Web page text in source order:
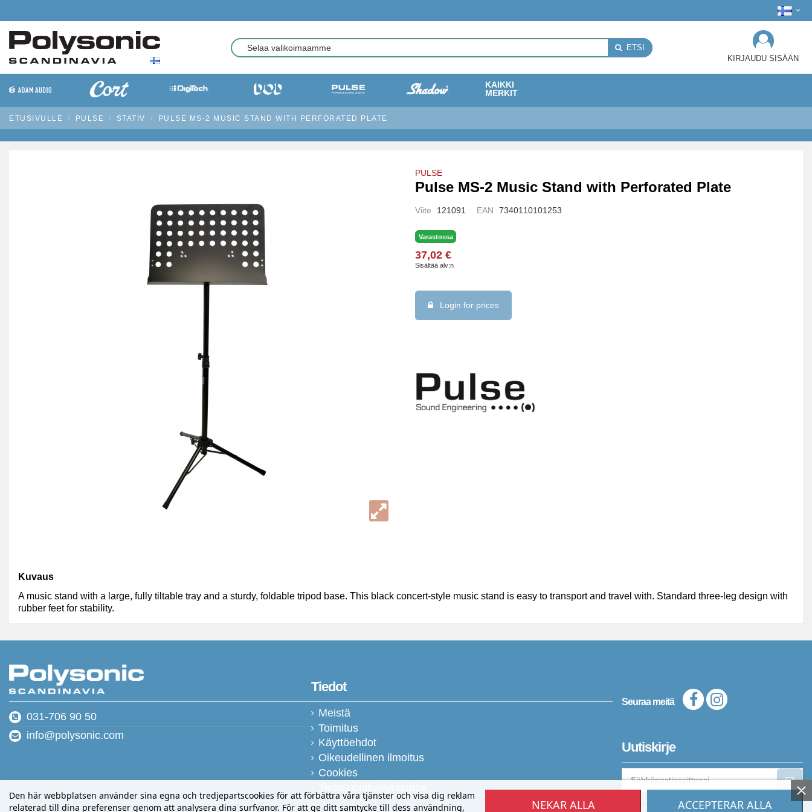
ETSI
KIRJAUDU SISÄÄN
KAIKKI
MERKIT
ETUSIVULLE PULSE STATIV PULSE MS-2 MUSIC STAND WITH PERFORATED PLATE
PULSE
Pulse MS-2 Music Stand with Perforated Plate
Viite 121091 EAN 7340110101253
Varastossa
37,02 €
Sisältää alv:n
Login for prices
Kuvaus
A music stand with a large, fully tiltable tray and a sturdy, foldable tripod base. This black concert-style music stand is easy to transport and travel with. Standard three-leg design with
rubber feet for stability.
031-706 90 50
info@polysonic.com
Tiedot
Meistä
Toimitus
Käyttöehdot
Oikeudellinen ilmoitus
Cookies
Den här webbplatsen använder sina egna och tredjepartscookies för att förbättra våra tjänster och visa dig reklam
relaterad till dina preferenser genom att analysera dina surfvanor. För att ge ditt samtycke till dess användning,
NEKAR ALLA ACCEPTERAR ALLA
Seuraa meitä
Uutiskirje
Voit peruuttaa tilauksen milloin tahansa. Katso yhteystietomme
oikeudellisista tiedoista.